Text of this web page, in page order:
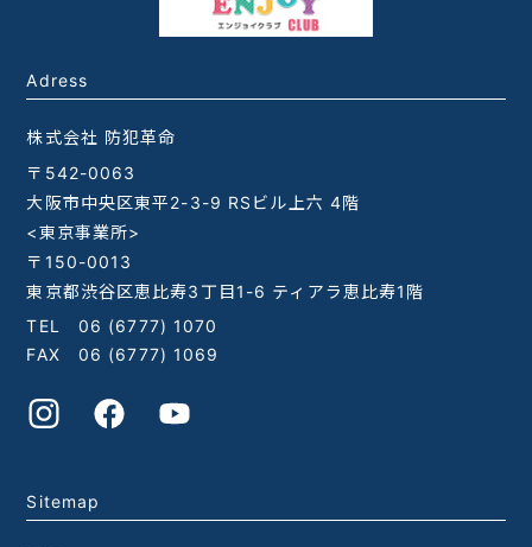
Adress
株式会社 防犯革命
〒542-0063
大阪市中央区東平2-3-9 RSビル上六 4階
<東京事業所>
〒150-0013
東京都渋谷区恵比寿3丁目1-6 ティアラ恵比寿1階
TEL 06 (6777) 1070
FAX 06 (6777) 1069
Sitemap